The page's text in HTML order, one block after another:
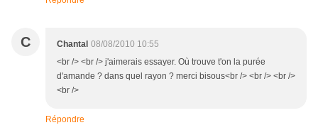
C Chantal 08/08/2010 10:55
<br /> <br /> j'aimerais essayer. Où trouve t'on la purée
d'amande ? dans quel rayon ? merci bisous<br /> <br /> <br />
<br />
Répondre